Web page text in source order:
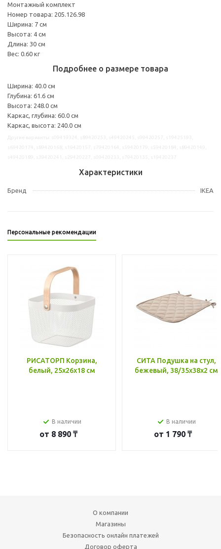
Монтажный комплект
Номер товара: 205.126.98
Ширина: 7 см
Высота: 4 см
Длина: 30 см
Вес: 0.60 кг
Подробнее о размере товара
Ширина: 40.0 см
Глубина: 61.6 см
Высота: 248.0 см
Каркас, глубина: 60.0 см
Каркас, высота: 240.0 см
Характеристики
Бренд IKEA
Персональные рекомендации
РИСАТОРП Корзина,
белый, 25x26x18 см
В наличии
от 8 890 ₸
СИТА Подушка на стул,
бежевый, 38/35x38x2 см
В наличии
от 1 790 ₸
О компании
Магазины
Безопасность онлайн платежей
Договор оферта